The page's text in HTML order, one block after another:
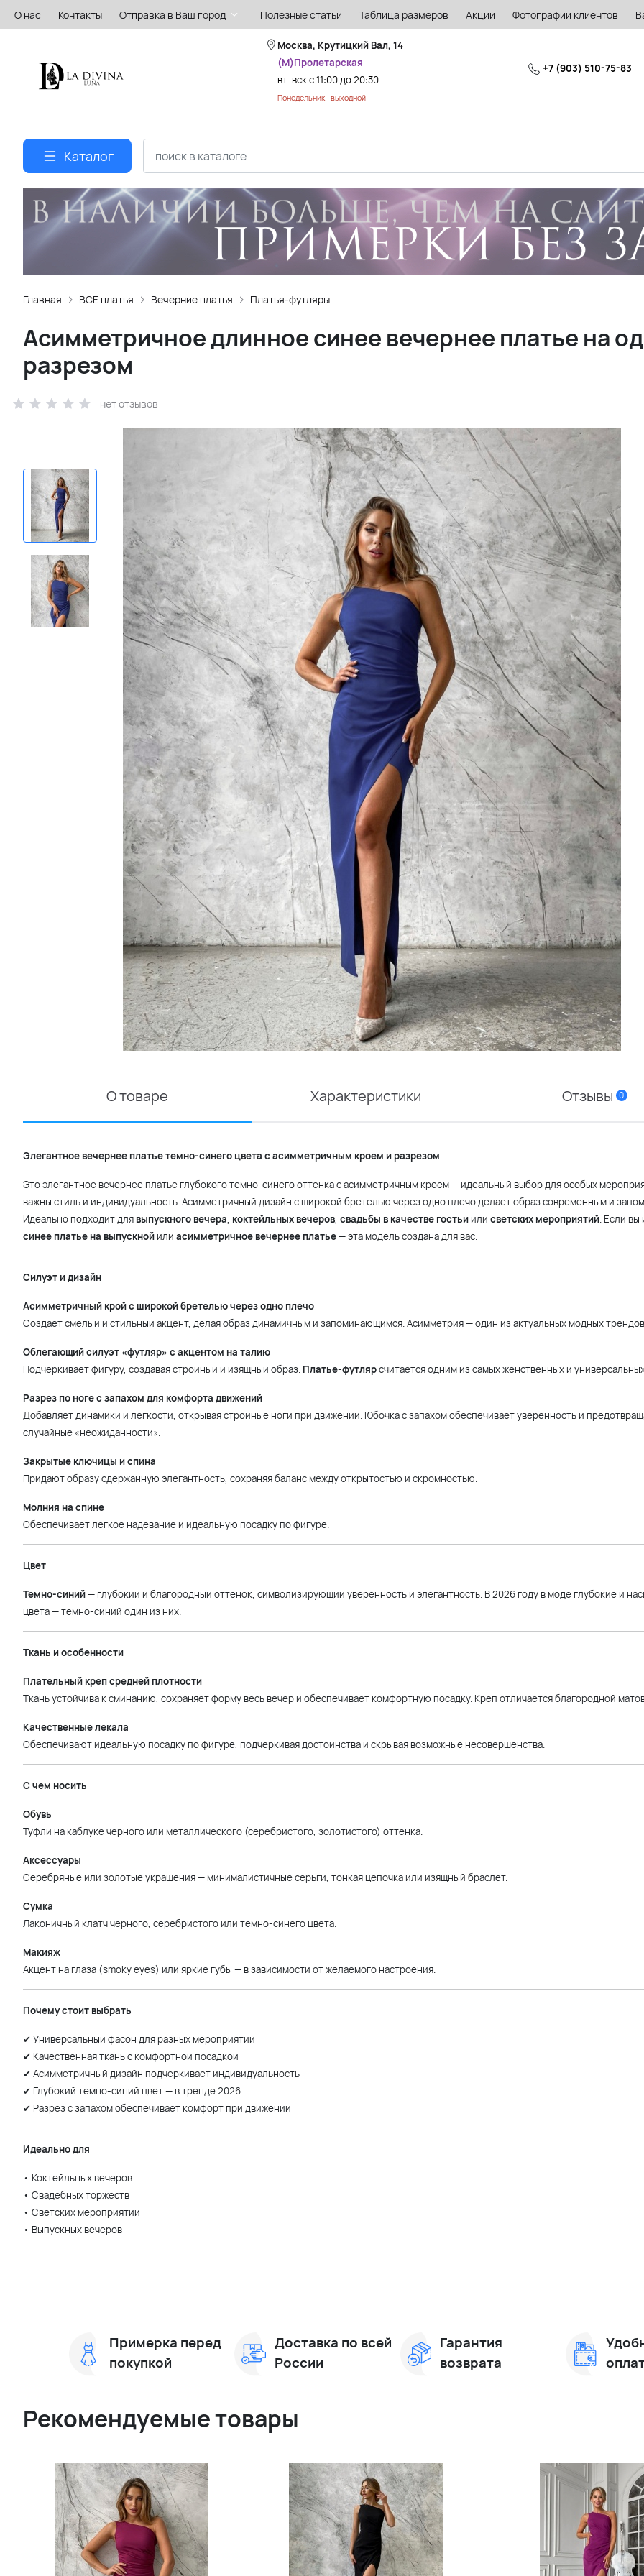
О нас Контакты Отправка в Ваш город Полезные статьи Таблица размеров Акции Фотографии клиентов
Москва, Крутицкий Вал, 14
(М)Пролетарская
вт-вск с 11:00 до 20:30
Понедельник - выходной
+7 (903) 510-75-83
Каталог
Главная ВСЕ платья Вечерние платья Платья-футляры
Асимметричное длинное синее вечернее платье на
разрезом
нет отзывов
О товаре Характеристики Отзывы 0
Элегантное вечернее платье темно-синего цвета с асимметричным кроем и разрезом
Это элегантное вечернее платье глубокого темно-синего оттенка с асимметричным кроем — идеальный выбор для особых
важны стиль и индивидуальность. Асимметричный дизайн с широкой бретелью через одно плечо делает образ современным и
Идеально подходит для выпускного вечера, коктейльных вечеров, свадьбы в качестве гостьи или светских мероприятий. Если вы
синее платье на выпускной или асимметричное вечернее платье— эта модель создана для вас.
Силуэт и дизайн
Асимметричный крой с широкой бретелью через одно плечо
Создает смелый и стильный акцент, делая образ динамичным и запоминающимся. Асимметрия — один из актуальных модных
Облегающий силуэт «футляр» с акцентом на талию
Подчеркивает фигуру, создавая стройный и изящный образ. Платье-футлярсчитается одним из самых женственных и
Разрез по ноге с запахом для комфорта движений
Добавляет динамики и легкости, открывая стройные ноги при движении. Юбочка с запахом обеспечивает уверенность и
случайные «неожиданности».
Закрытые ключицы и спина
Придают образу сдержанную элегантность, сохраняя баланс между открытостью и скромностью.
Молния на спине
Обеспечивает легкое надевание и идеальную посадку по фигуре.
Цвет
Темно-синий— глубокий и благородный оттенок, символизирующий уверенность и элегантность. В 2026 году в моде глубокие и
цвета — темно-синий один из них.
Ткань и особенности
Плательный креп средней плотности
Ткань устойчива к сминанию, сохраняет форму весь вечер и обеспечивает комфортную посадку. Креп отличается благородной
Качественные лекала
Обеспечивают идеальную посадку по фигуре, подчеркивая достоинства и скрывая возможные несовершенства.
С чем носить
Обувь
Туфли на каблуке черного или металлического (серебристого, золотистого) оттенка.
Аксессуары
Серебряные или золотые украшения — минималистичные серьги, тонкая цепочка или изящный браслет.
Сумка
Лаконичный клатч черного, серебристого или темно-синего цвета.
Макияж
Акцент на глаза (smoky eyes) или яркие губы — в зависимости от желаемого настроения.
Почему стоит выбрать
✔ Универсальный фасон для разных мероприятий
✔ Качественная ткань с комфортной посадкой
✔ Асимметричный дизайн подчеркивает индивидуальность
✔ Глубокий темно-синий цвет — в тренде 2026
✔ Разрез с запахом обеспечивает комфорт при движении
Идеально для
• Коктейльных вечеров
• Свадебных торжеств
• Светских мероприятий
• Выпускных вечеров
Примерка перед
покупкой
Доставка по всей
России
Гарантия
возврата
Рекомендуемые товары